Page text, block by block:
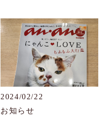
2024/02/22
お知らせ